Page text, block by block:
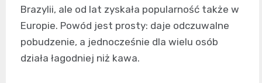
Brazylii, ale od lat zyskała popularność także w
Europie. Powód jest prosty: daje odczuwalne
pobudzenie, a jednocześnie dla wielu osób
działa łagodniej niż kawa.